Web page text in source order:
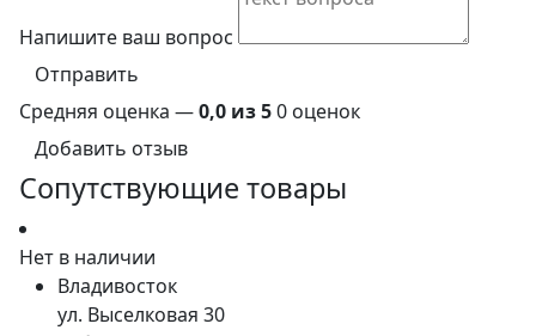
Напишите ваш вопрос
Отправить
Средняя оценка —0,0 из 50 оценок
Добавить отзыв
Сопутствующие товары
Нет в наличии
Владивосток
ул. Выселковая 30